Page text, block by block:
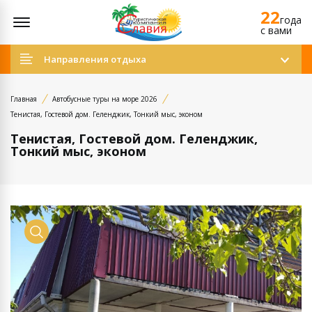
22года
c вами
Направления отдыха
Главная
Автобусные туры на море 2026
Тенистая, Гостевой дом. Геленджик, Тонкий мыс, эконом
Тенистая, Гостевой дом. Геленджик,
Тонкий мыс, эконом
Просмотр